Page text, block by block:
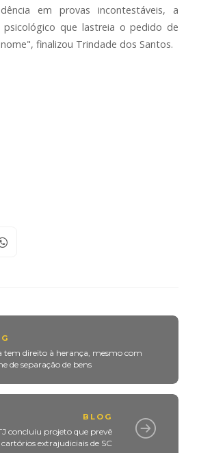
em provas incontestáveis, a
que lastreia o pedido de
finalizou Trindade dos Santos.
tem direito à herança, mesmo com
de separação de bens
BLOG
concluiu projeto que prevê
extrajudiciais de SC